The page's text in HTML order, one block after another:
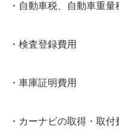
・自動車税、自動車重量
・検査登録費用
・車庫証明費用
・カーナビの取得・取付